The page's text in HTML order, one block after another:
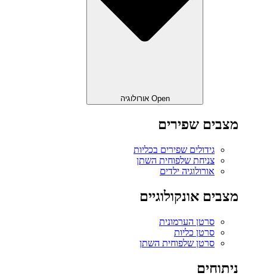
Open אורולוגיה
מצבים שפירים
גידולים שפירים בכליות
צניחת שלפוחית השתן
אורולוגיה ילדים
מצבים אונקולוגיים
סרטן הערמונית
סרטן כליות
סרטן שלפוחית השתן
ניתוחים